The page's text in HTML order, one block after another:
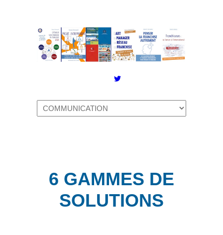
Twitter
6 GAMMES DE
SOLUTIONS